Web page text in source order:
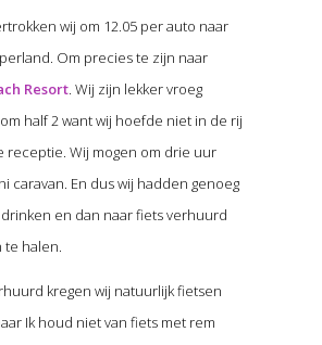
wij om 12.05 per auto naar
Om precies te zijn naar
Resort. Wij zijn lekker vroeg
half 2 want wij hoefde niet in de rij
receptie. Wij mogen om drie uur
caravan. En dus wij hadden genoeg
en dan naar fiets verhuurd
te halen.
kregen wij natuurlijk fietsen
Ik houd niet van fiets met rem